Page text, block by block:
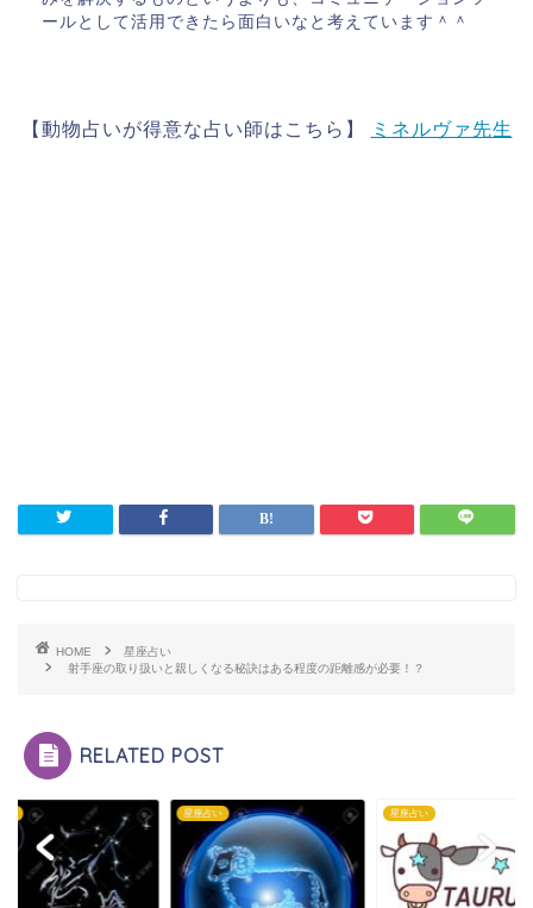
ールとして活用できたら面白いなと考えています＾＾
【動物占いが得意な占い師はこちら】 ミネルヴァ先生
HOME
星座占い
射手座の取り扱いと親しくなる秘訣はある程度の距離感が必要！？
RELATED POST
星座占い 星座占い